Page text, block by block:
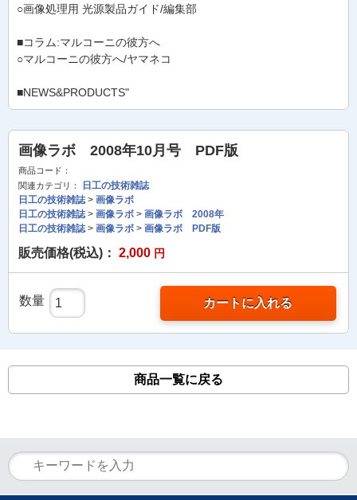
○画像処理用 光源製品ガイド/編集部
■コラム:マルコーニの彼方へ
○マルコーニの彼方へ/ヤマネコ
■NEWS&PRODUCTS"
画像ラボ 2008年10月号 PDF版
商品コード：
関連カテゴリ：
日工の技術雑誌
日工の技術雑誌> 画像ラボ
日工の技術雑誌> 画像ラボ > 画像ラボ 2008年
日工の技術雑誌> 画像ラボ > 画像ラボ PDF版
販売価格(税込)： 2,000 円
数量 カートに入れる
商品一覧に戻る